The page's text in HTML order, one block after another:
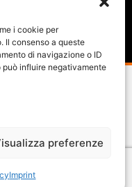
i cookie per
Il consenso a queste
di navigazione o ID
può influire negativamente
preferenze
Imprint